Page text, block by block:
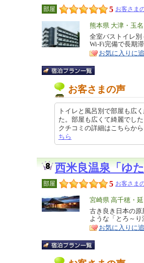
部屋 5 お客さま
エ
リ
ア
熊本県 大津・玉
特
徴
全室バストイレ
Wi-Fi完備で長期
お気に入りに
お客さまの声
トイレと風呂別で部屋も広
た。部屋も広くて綺麗でし
クチコミの詳細はこちら
ちら
西米良温泉「ゆ
部屋 5 お客さま
エ
リ
ア
宮崎県 高千穂・
特
徴
古き良き日本の
ような「とろ～
お気に入りに